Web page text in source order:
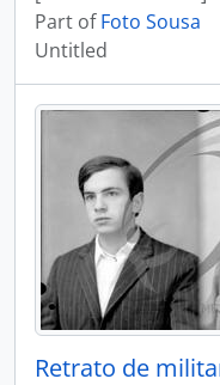
Part ofFoto Sousa
Untitled
Retrato de